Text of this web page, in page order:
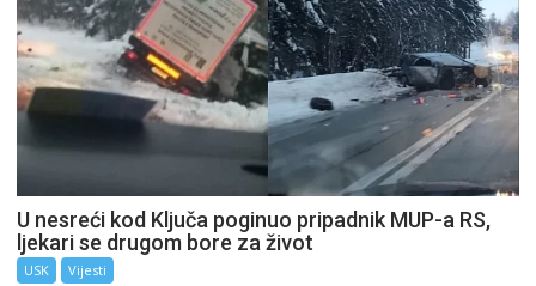
U nesreći kod Ključa poginuo pripadnik MUP-a RS,
ljekari se drugom bore za život
USK Vijesti